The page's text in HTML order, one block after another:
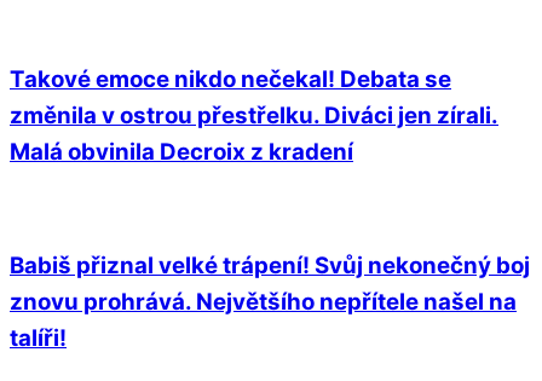
Takové emoce nikdo nečekal! Debata se
změnila v ostrou přestřelku. Diváci jen zírali.
Malá obvinila Decroix z kradení
Babiš přiznal velké trápení! Svůj nekonečný boj
znovu prohrává. Největšího nepřítele našel na
talíři!